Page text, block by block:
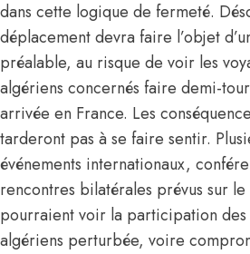
dans cette logique de fermeté.
déplacement devra faire l’objet
préalable, au risque de voir les
algériens concernés faire demi-
arrivée en France. Les
tarderont pas à se faire sentir.
événements internationaux,
rencontres bilatérales prévus sur le
pourraient voir la participation des
algériens perturbée, voire